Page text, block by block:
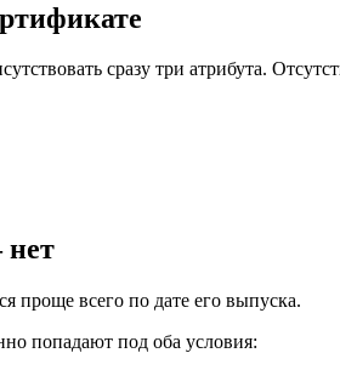
сразу три атрибута.
нет
проще всего по дате его выпуска.
попадают под оба условия: